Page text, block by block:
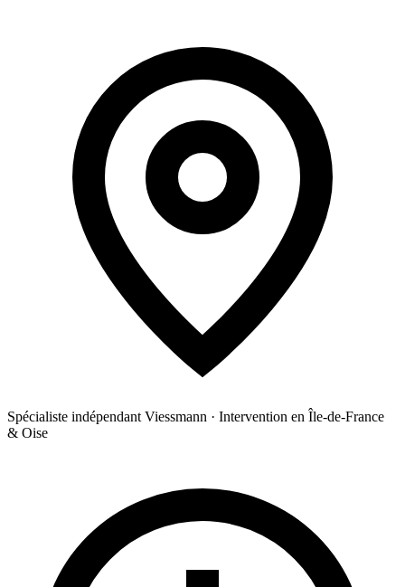
Spécialiste indépendant Viessmann · Intervention en Île-de-France
& Oise